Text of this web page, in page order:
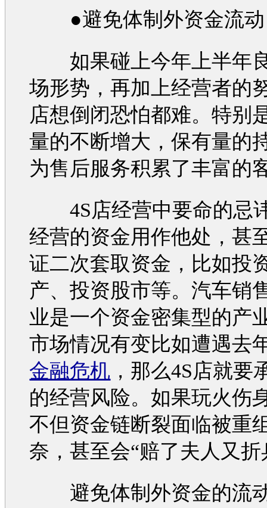
●避免体制外资金流动
如果碰上今年上半年
场形势，再加上经营者的
店想倒闭恐怕都难。特别
量的不断增大，保有量的
为售后服务积累了丰富的
4S店经营中要命的忌
经营的资金用作他处，甚
证二次套取资金，比如投
产、投资股市等。汽车销
业是一个资金密集型的产
市场情况有变比如遭遇去
金融危机 ，那么4S店就要
的经营风险。如果玩火伤
不但资金链断裂面临被重
奈，甚至会“赔了夫人又折
避免体制外资金的流